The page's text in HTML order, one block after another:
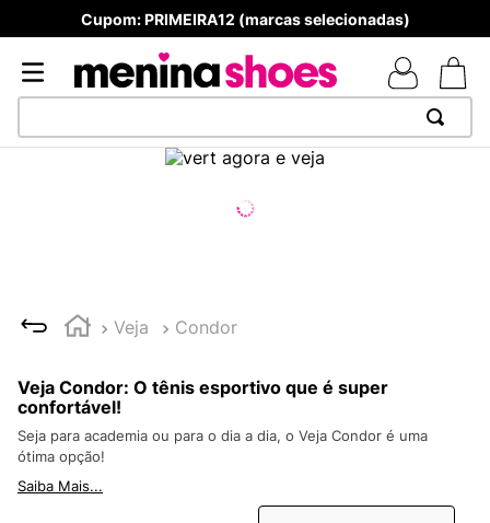
Cupom: PRIMEIRA12 (marcas selecionadas)
Veja Condor
Veja Condor: O tênis esportivo que é super
confortável!
Seja para academia ou para o dia a dia, o Veja Condor é uma
ótima opção!
Saiba Mais...
TERMOS MAIS BUSCADOS
6º
SAMBA
8º
VANS TÊNIS VANS ULTRARANGE
9º
VEJA COUNTRY